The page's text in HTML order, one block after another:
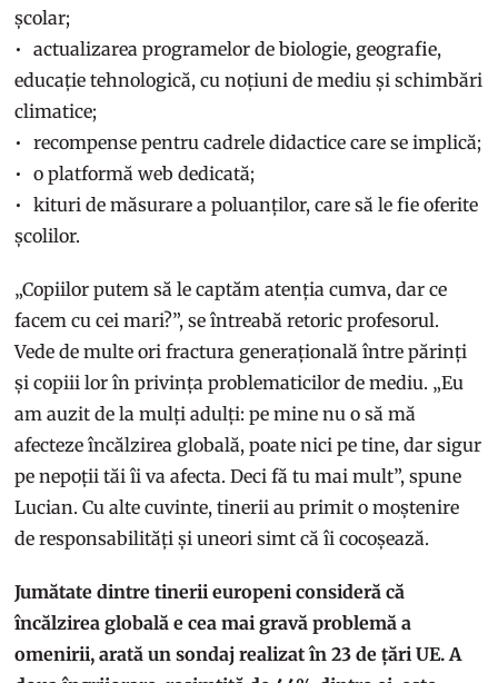
școlar;
actualizarea programelor de biologie, geografie,
educație tehnologică, cu noțiuni de mediu și schimbări
climatice;
recompense pentru cadrele didactice care se implică;
o platformă web dedicată;
kituri de măsurare a poluanților, care să le fie oferite
școlilor.
„Copiilor putem să le captăm atenția cumva, dar ce
facem cu cei mari?”, se întreabă retoric profesorul.
Vede de multe ori fractura generațională între părinți
și copiii lor în privința problematicilor de mediu. „Eu
am auzit de la mulți adulți: pe mine nu o să mă
afecteze încălzirea globală, poate nici pe tine, dar sigur
pe nepoții tăi îi va afecta. Deci fă tu mai mult”, spune
Lucian. Cu alte cuvinte, tinerii au primit o moștenire
de responsabilități și uneori simt că îi cocoșează.
Jumătate dintre tinerii europeni consideră că
încălzirea globală e cea mai gravă problemă a
omenirii, arată un sondaj realizat în 23 de țări UE. A